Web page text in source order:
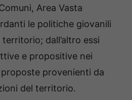
Area Vasta
le politiche giovanili
dall’altro essi
e propositive nei
provenienti da
del territorio.